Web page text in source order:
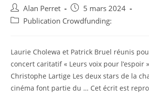
Auteur/autrice
de
Alan Perret
Post
published:
5 mars 2024
PostPublication Crowdfunding:
Laurie Cholewa et Patrick Bruel réunis
concert caritatif « Leurs voix pour l’espoir
Christophe Lartige Les deux stars de la
cinéma font partie du … Cet écrit est